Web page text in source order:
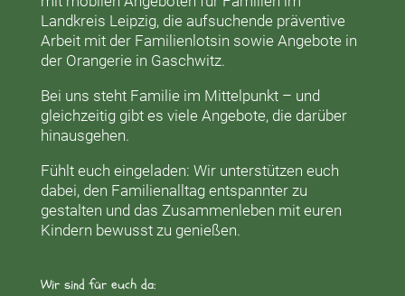
Landkreis Leipzig, die aufsuchende präventive
Arbeit mit der Familienlotsin sowie Angebote in
der Orangeriein Gaschwitz.
Bei uns steht Familie im Mittelpunkt – und
gleichzeitig gibt es viele Angebote, die darüber
hinausgehen.
Fühlt euch eingeladen: Wir unterstützen euch
dabei, den Familienalltag entspannter zu
gestalten und das Zusammenleben mit euren
Kindern bewusst zu genießen.
Wir sind für euch da: